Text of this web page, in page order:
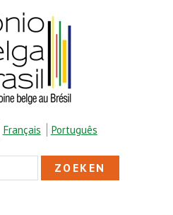
Français Português